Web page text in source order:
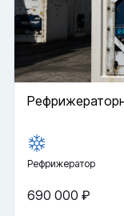
Рефрижератор
690 000 ₽